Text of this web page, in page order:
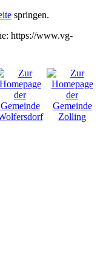
springen.
https://www.vg-